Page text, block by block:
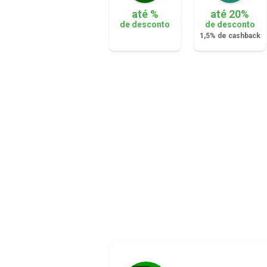
até %
de desconto
até 20%
de desconto
1,5% de cashback